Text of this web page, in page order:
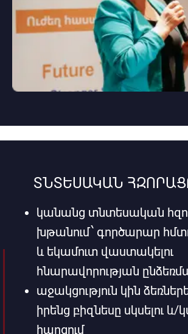
ՏՆՏԵՍԱԿԱՆ
կանանց տնտեսական
խթանում՝ գործարար
և եկամուտ վաստակելու
հնարավորության
աջակցություն կին
իրենց բիզնեսը սկսելու և/
հարցում